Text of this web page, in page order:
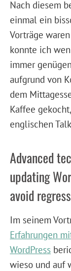
Nach diesem
einmal ein
Vorträge
konnte ich
immer
aufgrund von
dem
Kaffee
englischen
Advanced
updating
avoid
Im seinem
Erfahrungen
WordPress
wieso und auf